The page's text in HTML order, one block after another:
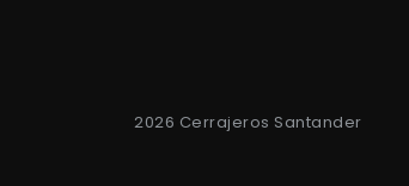
2026 Cerrajeros Santander